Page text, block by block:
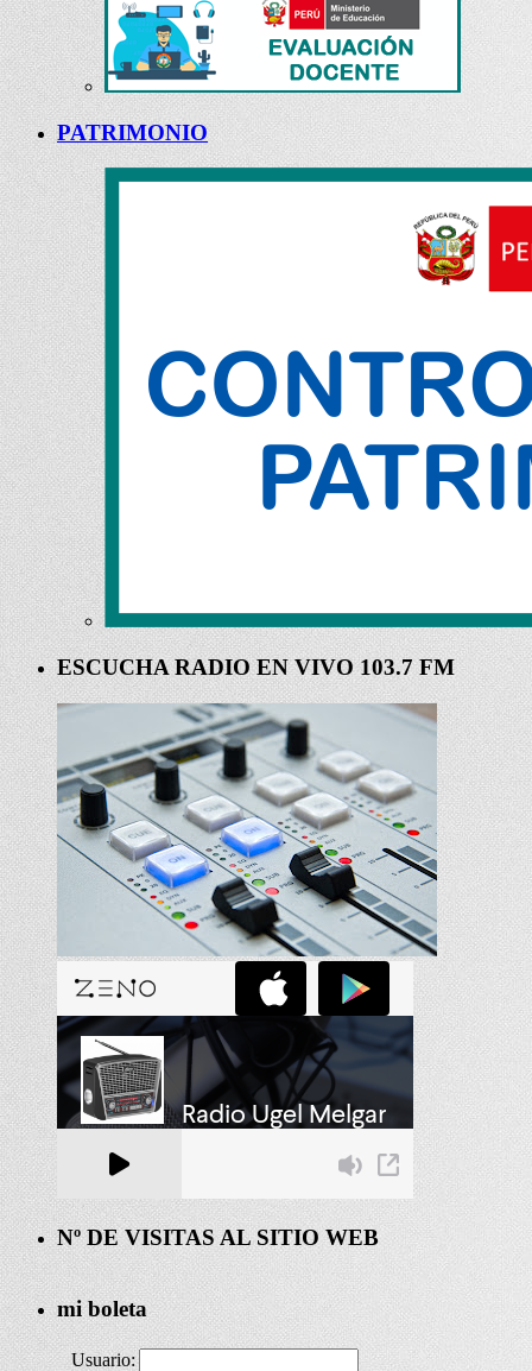
PATRIMONIO
ESCUCHA RADIO EN VIVO 103.7 FM
Nº DE VISITAS AL SITIO WEB
mi boleta
Usuario: